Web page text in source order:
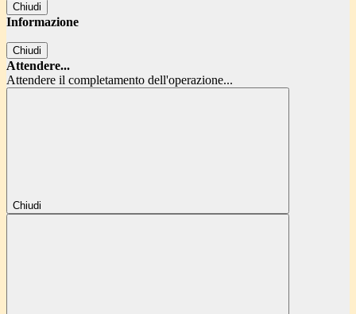
Chiudi
Informazione
Chiudi
Attendere...
Attendere il completamento dell'operazione...
Chiudi